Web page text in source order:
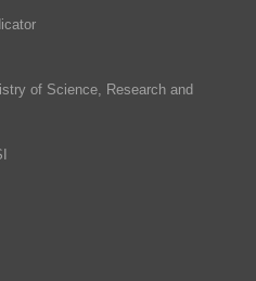
of Science, Research and